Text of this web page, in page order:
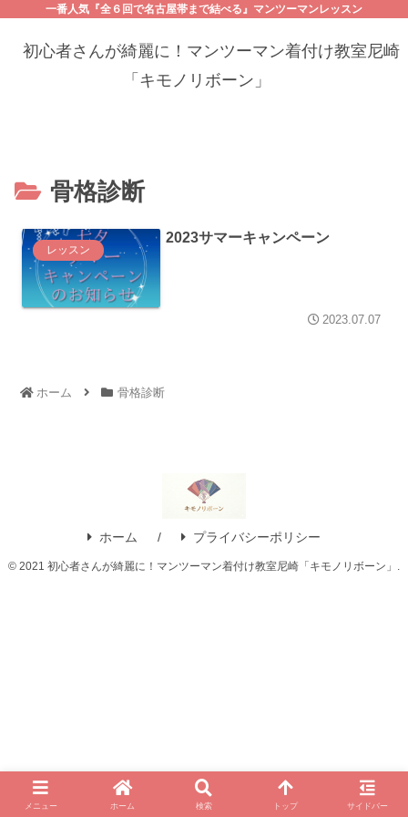
一番人気『全６回で名古屋帯まで結べる』マンツーマンレッスン
初心者さんが綺麗に！マンツーマン着付け教室尼崎
「キモノリボーン」
骨格診断
レッスン
2023サマーキャンペーン
2023.07.07
ホーム 骨格診断
ホーム プライバシーポリシー
© 2021 初心者さんが綺麗に！マンツーマン着付け教室尼崎「キモノリボーン」.
メニュー ホーム 検索 トップ サイドバー